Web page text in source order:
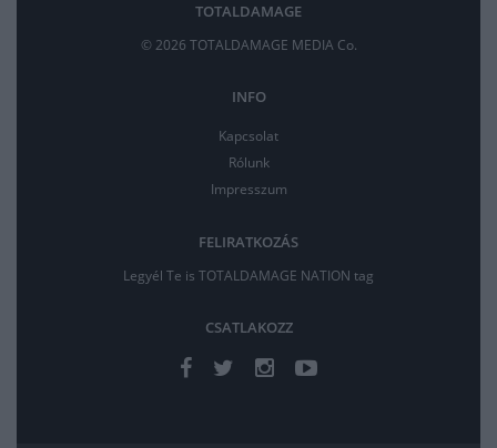
TOTALDAMAGE
© 2026 TOTALDAMAGE MEDIA Co.
INFO
Kapcsolat
Rólunk
Impresszum
FELIRATKOZÁS
Legyél Te is TOTALDAMAGE NATION tag
CSATLAKOZZ